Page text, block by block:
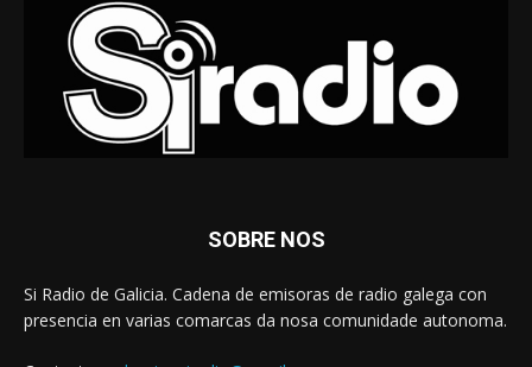
SOBRE NOS
Si Radio de Galicia. Cadena de emisoras de radio galega con
presencia en varias comarcas da nosa comunidade autonoma.